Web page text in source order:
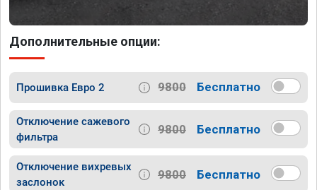
Дополнительные опции:
Прошивка Евро 2 9800 Бесплатно
Отключение сажевого
фильтра
9800 Бесплатно
Отключение вихревых
заслонок
9800 Бесплатно